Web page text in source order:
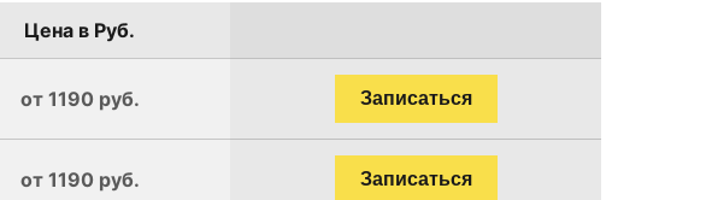
Цена в Руб.
от 1190 руб. Записаться
от 1190 руб. Записаться